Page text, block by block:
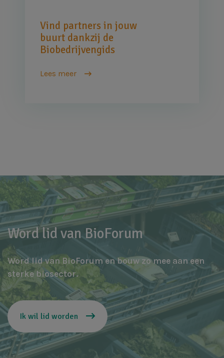
Vind partners in jouw
buurt dankzij de
Biobedrijvengids
Lees meer
Word lid van BioForum
Word lid van BioForum en bouw zo mee aan een
sterke biosector.
Ik wil lid worden